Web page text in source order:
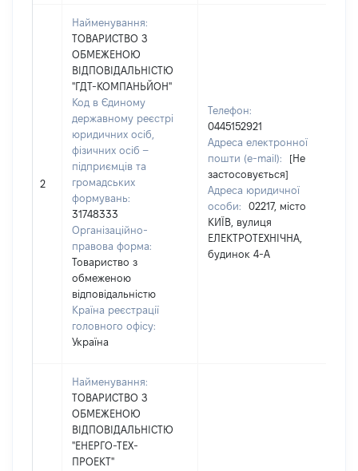
2
Найменування:
ТОВАРИСТВО З
ОБМЕЖЕНОЮ
ВІДПОВІДАЛЬНІСТЮ
"ГДТ-КОМПАНЬЙОН"
Код в Єдиному
державному реєстрі
юридичних осіб,
фізичних осіб –
підприємців та
громадських
формувань:
31748333
Організаційно-
правова форма:
Товариство з
обмеженою
відповідальністю
Країна реєстрації
головного офісу:
Україна
Телефон:
0445152921
Адреса електронної
пошти (e-mail):
[Не
застосовується]
Адреса юридичної
особи:
02217, місто
КИЇВ, вулиця
ЕЛЕКТРОТЕХНІЧНА,
будинок 4-А
Найменування:
ТОВАРИСТВО З
ОБМЕЖЕНОЮ
ВІДПОВІДАЛЬНІСТЮ
"ЕНЕРГО-ТЕХ-
ПРОЕКТ"